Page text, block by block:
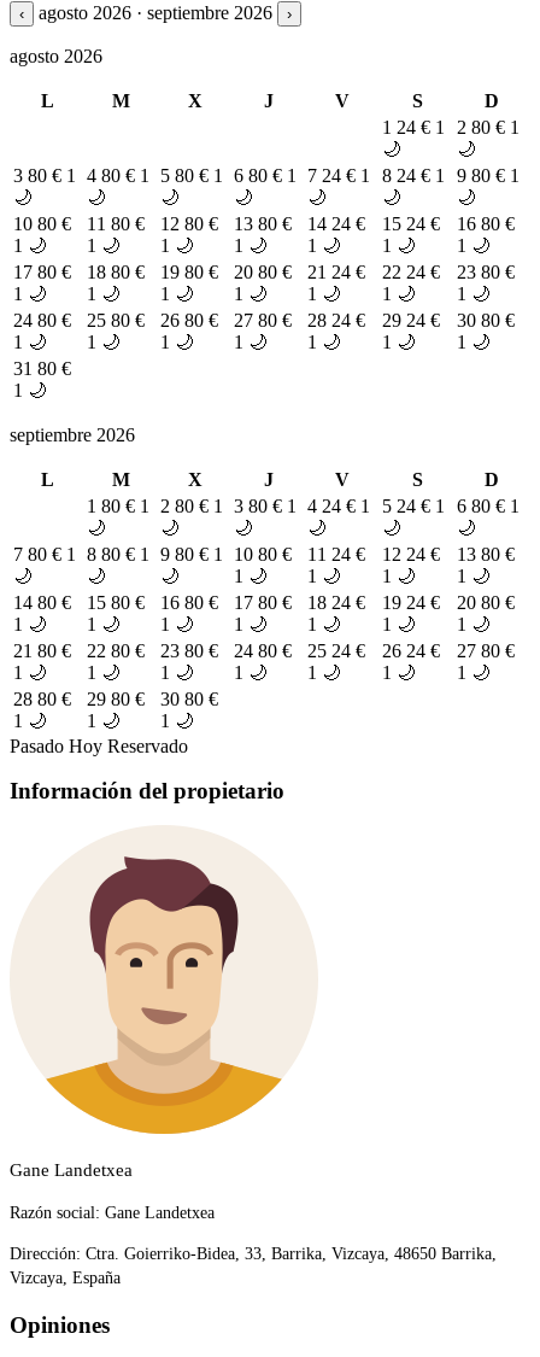
‹ agosto 2026 · septiembre 2026 ›
agosto 2026
L M X J V S
D
1 24 € 1
🌙
2 80 € 1
🌙
3 80 € 1
🌙
4 80 € 1
🌙
5 80 € 1
🌙
6 80 € 1
🌙
7 24 € 1
🌙
8 24 € 1
🌙
9 80 € 1
🌙
10 80 €
1 🌙
11 80 €
1 🌙
12 80 €
1 🌙
13 80 €
1 🌙
14 24 €
1 🌙
15 24 €
1 🌙
16 80 €
1 🌙
17 80 €
1 🌙
18 80 €
1 🌙
19 80 €
1 🌙
20 80 €
1 🌙
21 24 €
1 🌙
22 24 €
1 🌙
23 80 €
1 🌙
24 80 €
1 🌙
25 80 €
1 🌙
26 80 €
1 🌙
27 80 €
1 🌙
28 24 €
1 🌙
29 24 €
1 🌙
30 80 €
1 🌙
31 80 €
1 🌙
septiembre 2026
L M X J V S
D
1 80 € 1
🌙
2 80 € 1
🌙
3 80 € 1
🌙
4 24 € 1
🌙
5 24 € 1
🌙
6 80 € 1
🌙
7 80 € 1
🌙
8 80 € 1
🌙
9 80 € 1
🌙
10 80 €
1 🌙
11 24 €
1 🌙
12 24 €
1 🌙
13 80 €
1 🌙
14 80 €
1 🌙
15 80 €
1 🌙
16 80 €
1 🌙
17 80 €
1 🌙
18 24 €
1 🌙
19 24 €
1 🌙
20 80 €
1 🌙
21 80 €
1 🌙
22 80 €
1 🌙
23 80 €
1 🌙
24 80 €
1 🌙
25 24 €
1 🌙
26 24 €
1 🌙
27 80 €
1 🌙
28 80 €
1 🌙
29 80 €
1 🌙
30 80 €
1 🌙
Pasado Hoy Reservado
Información del propietario
Gane Landetxea
Razón social: Gane Landetxea
Dirección: Ctra. Goierriko-Bidea, 33, Barrika, Vizcaya, 48650 Barrika,
Vizcaya, España
Opiniones